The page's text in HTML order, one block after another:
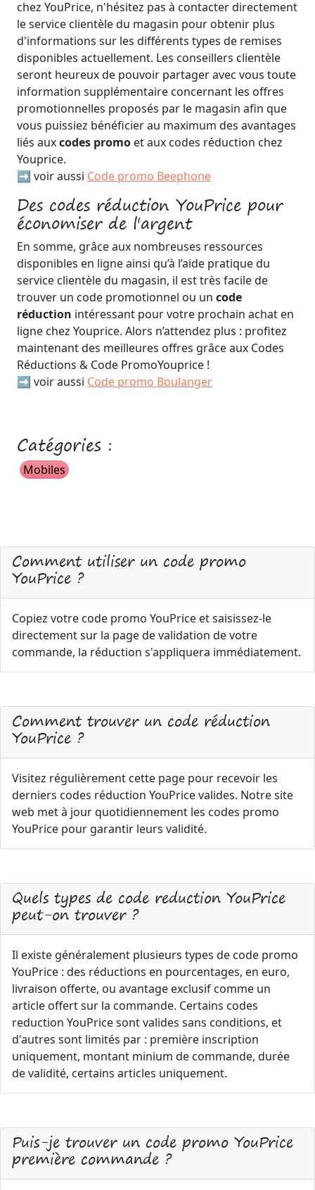
chez YouPrice, n'hésitez pas à contacter directement
le service clientèle du magasin pour obtenir plus
d'informations sur les différents types de remises
disponibles actuellement. Les conseillers clientèle
seront heureux de pouvoir partager avec vous toute
information supplémentaire concernant les offres
promotionnelles proposés par le magasin afin que
vous puissiez bénéficier au maximum des avantages
liés auxcodes promo et aux codes réduction chez
Youprice.
➡️ voir aussi Code promo Beephone
Des codes réduction YouPrice pour
économiser de l'argent
En somme, grâce aux nombreuses ressources
disponibles en ligne ainsi qu’à l’aide pratique du
service clientèle du magasin, il est très facile de
trouver un code promotionnel ou un code
réduction intéressant pour votre prochain achat en
ligne chez Youprice. Alors n’attendez plus : profitez
maintenant des meilleures offres grâce aux Codes
Réductions & Code PromoYouprice !
➡️ voir aussi Code promo Boulanger
Catégories :
Mobiles
Comment utiliser un code promo
YouPrice ?
Copiez votre code promo YouPrice et saisissez-le
directement sur la page de validation de votre
commande, la réduction s'appliquera immédiatement.
Comment trouver un code réduction
YouPrice ?
Visitez régulièrement cette page pour recevoir les
derniers codes réduction YouPrice valides. Notre site
web met à jour quotidiennement les codes promo
YouPrice pour garantir leurs validité.
Quels types de code reduction YouPrice
peut-on trouver ?
Il existe généralement plusieurs types de code promo
YouPrice : des réductions en pourcentages, en euro,
livraison offerte, ou avantage exclusif comme un
article offert sur la commande. Certains codes
reduction YouPrice sont valides sans conditions, et
d'autres sont limités par : première inscription
uniquement, montant minium de commande, durée
de validité, certains articles uniquement.
Puis-je trouver un code promo YouPrice
première commande ?